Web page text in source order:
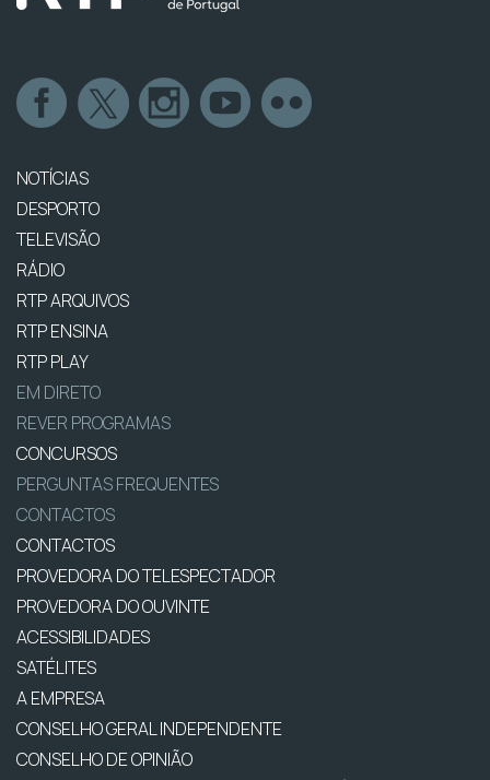
NOTÍCIAS
DESPORTO
TELEVISÃO
RÁDIO
RTP ARQUIVOS
RTP ENSINA
RTP PLAY
EM DIRETO
REVER PROGRAMAS
CONCURSOS
PERGUNTAS FREQUENTES
CONTACTOS
CONTACTOS
PROVEDORA DO TELESPECTADOR
PROVEDORA DO OUVINTE
ACESSIBILIDADES
SATÉLITES
A EMPRESA
CONSELHO GERAL INDEPENDENTE
CONSELHO DE OPINIÃO